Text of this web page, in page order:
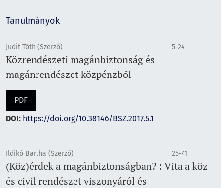
Tanulmányok
Judit Tóth (Szerző) 5-24
Közrendészeti magánbiztonság és
magánrendészet közpénzből
PDF
DOI: https://doi.org/10.38146/BSZ.2017.5.1
Ildikó Bartha (Szerző) 25-41
(Köz)érdek a magánbiztonságban? : Vita a köz-
és civil rendészet viszonyáról és